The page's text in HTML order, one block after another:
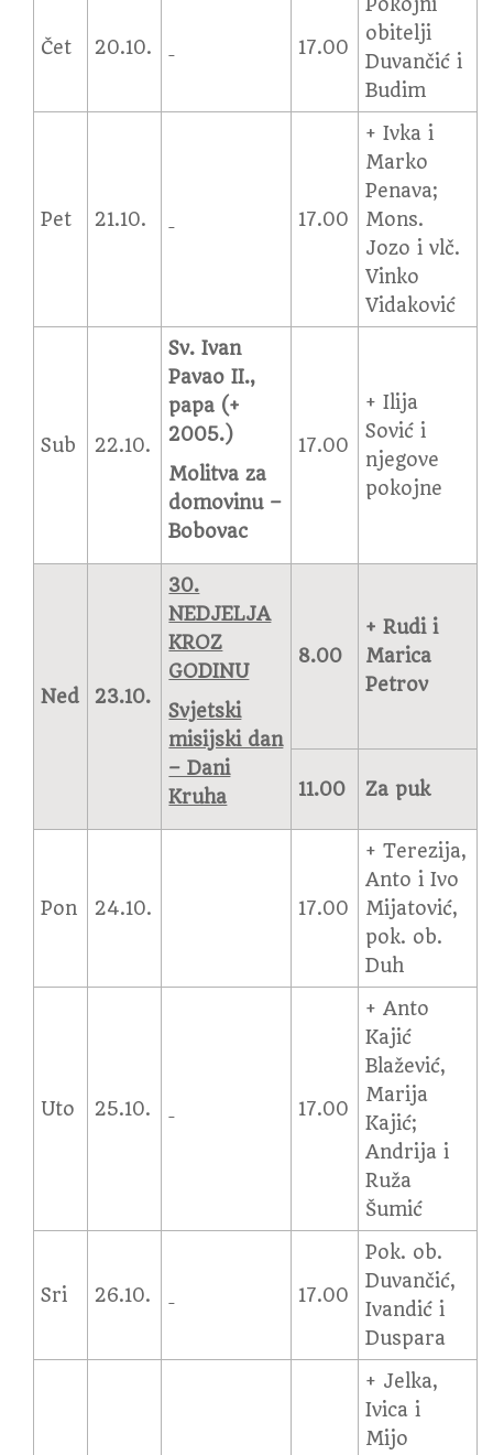
Čet 20.10. 17.00
Pokojni
obitelji
Duvančić i
Budim
Pet 21.10. 17.00
+ Ivka i
Marko
Penava;
Mons.
Jozo i vlč.
Vinko
Vidaković
Sub 22.10.
Sv. Ivan
Pavao II.,
papa (+
2005.)
Molitva za
domovinu –
Bobovac
17.00
+ Ilija
Sović i
njegove
pokojne
Ned 23.10.
30.
NEDJELJA
KROZ
GODINU
Svjetski
misijski dan
– Dani
Kruha
8.00
+ Rudi i
Marica
Petrov
11.00 Za puk
Pon 24.10. 17.00
+ Terezija,
Anto i Ivo
Mijatović,
pok. ob.
Duh
Uto 25.10. 17.00
+ Anto
Kajić
Blažević,
Marija
Kajić;
Andrija i
Ruža
Šumić
Sri 26.10. 17.00
Pok. ob.
Duvančić,
Ivandić i
Duspara
+ Jelka,
Ivica i
Mijo